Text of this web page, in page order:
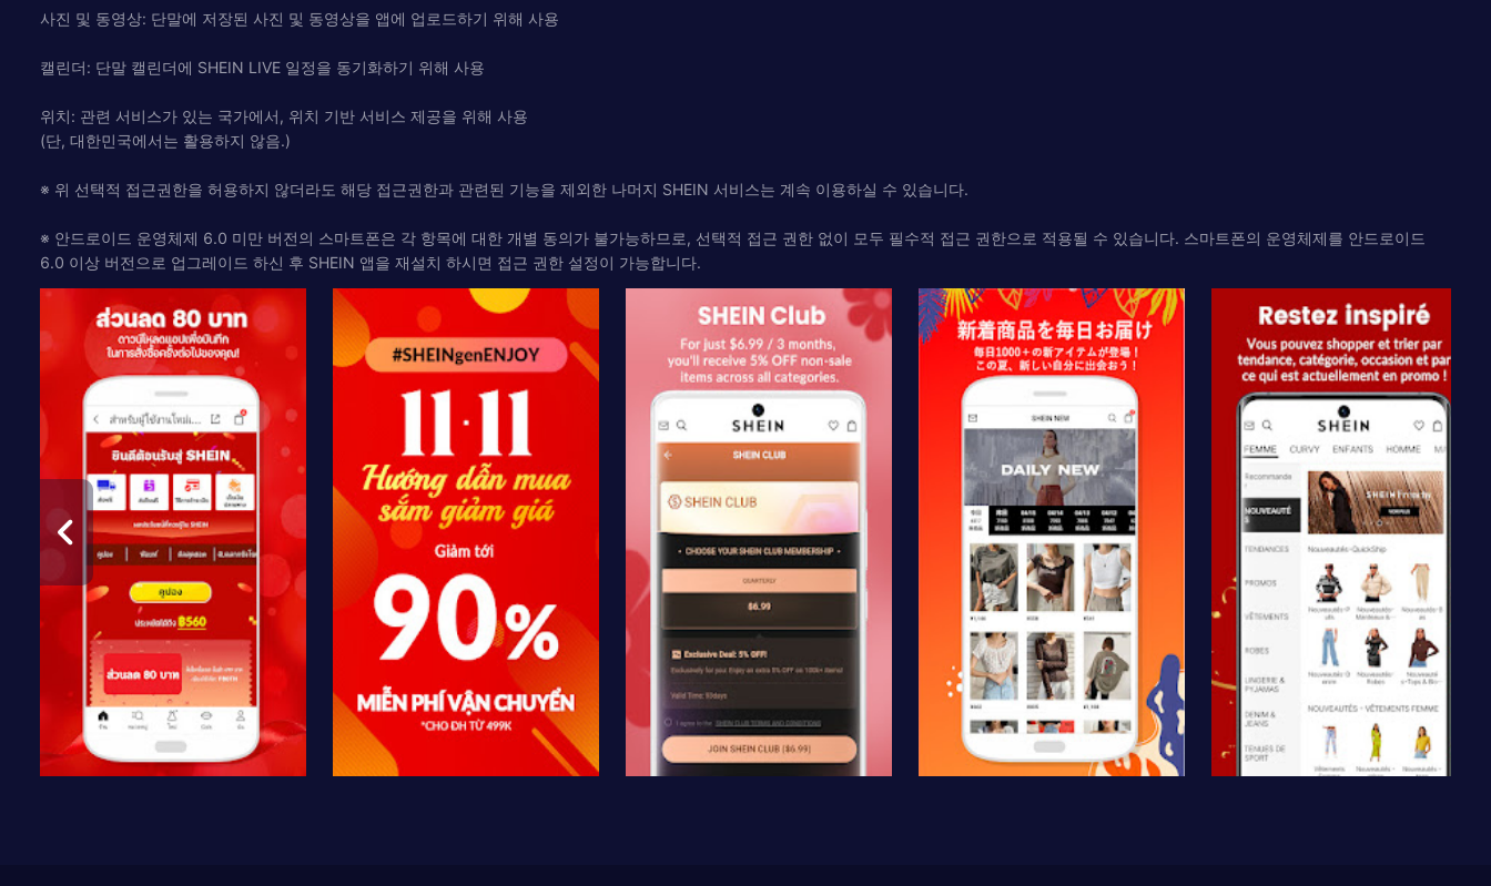
사진 및 동영상: 단말에 저장된 사진 및 동영상을 앱에 업로드하기 위해 사용
캘린더: 단말 캘린더에 SHEIN LIVE 일정을 동기화하기 위해 사용
위치: 관련 서비스가 있는 국가에서, 위치 기반 서비스 제공을 위해 사용
(단, 대한민국에서는 활용하지 않음.)
※ 위 선택적 접근권한을 허용하지 않더라도 해당 접근권한과 관련된 기능을 제외한 나머지 SHEIN 서비스는 계속 이용하실 수 있습니다.
※ 안드로이드 운영체제 6.0 미만 버전의 스마트폰은 각 항목에 대한 개별 동의가 불가능하므로, 선택적 접근 권한 없이 모두 필수적 접근 권한으로 적용될 수 있습니다. 스마트폰의 운영체제를 안드로이드
6.0 이상 버전으로 업그레이드 하신 후 SHEIN 앱을 재설치 하시면 접근 권한 설정이 가능합니다.